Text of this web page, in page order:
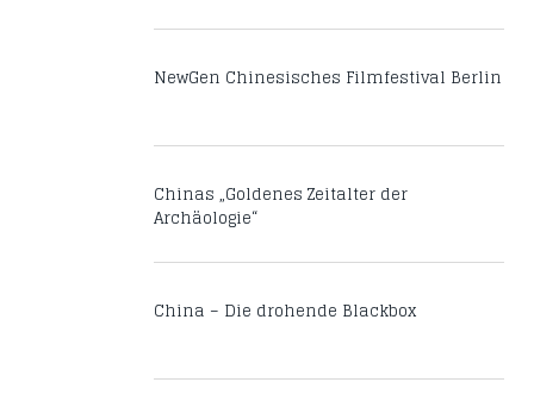
NewGen Chinesisches Filmfestival Berlin
Chinas „Goldenes Zeitalter der
Archäologie“
China – Die drohende Blackbox